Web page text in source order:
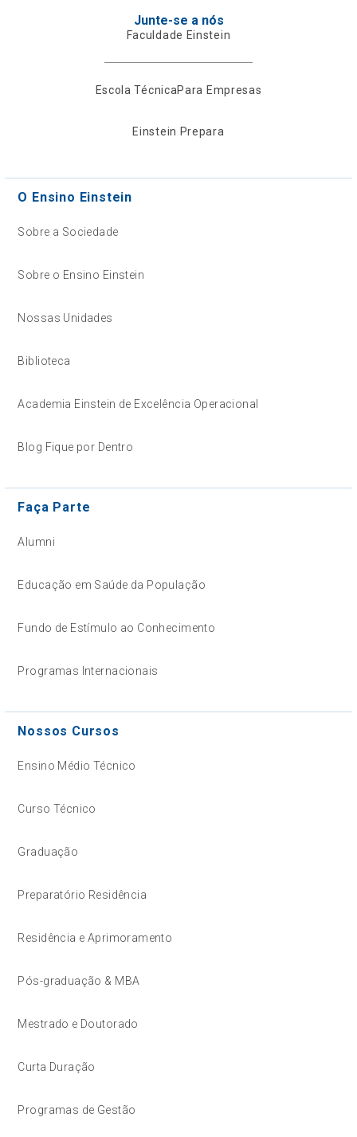
Junte-se a nós
Faculdade Einstein
Escola TécnicaPara Empresas
Einstein Prepara
O Ensino Einstein
Sobre a Sociedade
Sobre o Ensino Einstein
Nossas Unidades
Biblioteca
Academia Einstein de Excelência Operacional
Blog Fique por Dentro
Faça Parte
Alumni
Educação em Saúde da População
Fundo de Estímulo ao Conhecimento
Programas Internacionais
Nossos Cursos
Ensino Médio Técnico
Curso Técnico
Graduação
Preparatório Residência
Residência e Aprimoramento
Pós-graduação & MBA
Mestrado e Doutorado
Curta Duração
Programas de Gestão